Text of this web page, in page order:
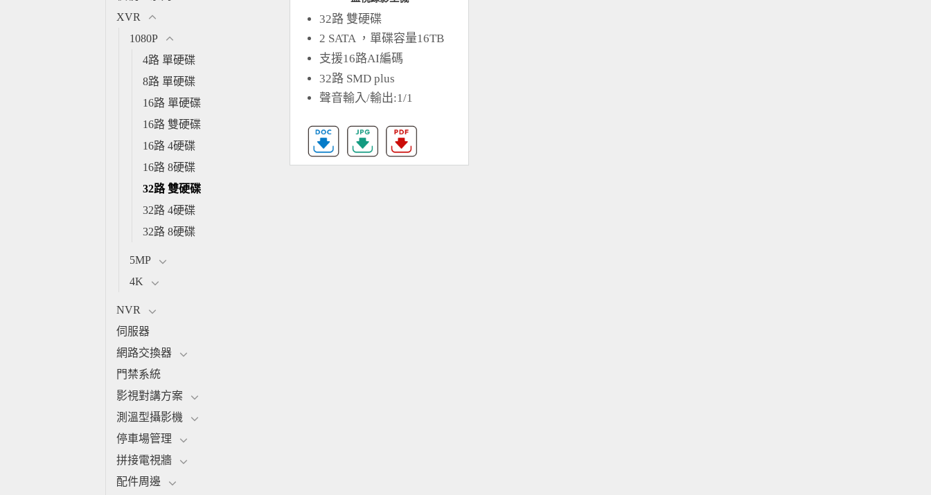
XVR
1080P
4路 單硬碟
8路 單硬碟
16路 單硬碟
16路 雙硬碟
16路 4硬碟
16路 8硬碟
32路 雙硬碟
32路 4硬碟
32路 8硬碟
5MP
4K
NVR
伺服器
網路交換器
門禁系統
影視對講方案
測溫型攝影機
停車場管理
拼接電視牆
配件周邊
32路 雙硬碟
2 SATA ，單碟容量16TB
支援16路AI編碼
32路 SMD plus
聲音輸入/輸出:1/1